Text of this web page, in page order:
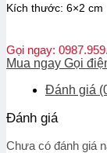
Kích thước: 6×2 cm
Gọi ngay:
Mua ngay Gọi
Đánh giá
Đánh giá
Chưa có đánh giá